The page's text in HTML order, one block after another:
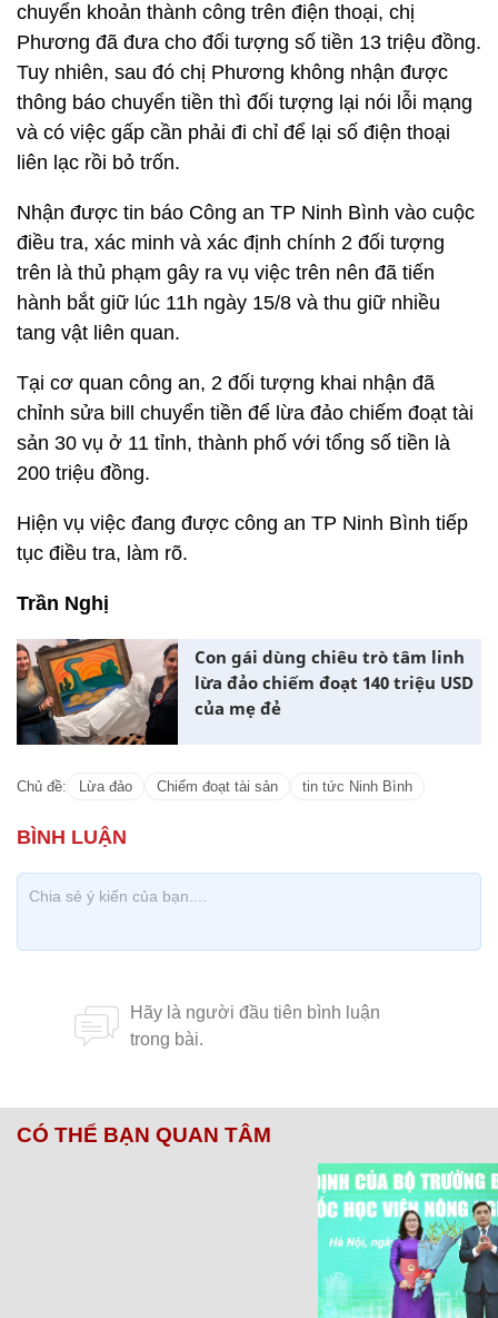
chuyển khoản thành công trên điện thoại, chị
Phương đã đưa cho đối tượng số tiền 13 triệu đồng.
Tuy nhiên, sau đó chị Phương không nhận được
thông báo chuyển tiền thì đối tượng lại nói lỗi mạng
và có việc gấp cần phải đi chỉ để lại số điện thoại
liên lạc rồi bỏ trốn.
Nhận được tin báo Công an TP Ninh Bình vào cuộc
điều tra, xác minh và xác định chính 2 đối tượng
trên là thủ phạm gây ra vụ việc trên nên đã tiến
hành bắt giữ lúc 11h ngày 15/8 và thu giữ nhiều
tang vật liên quan.
Tại cơ quan công an, 2 đối tượng khai nhận đã
chỉnh sửa bill chuyển tiền để lừa đảo chiếm đoạt tài
sản 30 vụ ở 11 tỉnh, thành phố với tổng số tiền là
200 triệu đồng.
Hiện vụ việc đang được công an TP Ninh Bình tiếp
tục điều tra, làm rõ.
Trần Nghị
Con gái dùng chiêu trò tâm linh
lừa đảo chiếm đoạt 140 triệu USD
của mẹ đẻ
Chủ đề: Lừa đảo Chiếm đoạt tài sản tin tức Ninh Bình
CÓ THỂ BẠN QUAN TÂM